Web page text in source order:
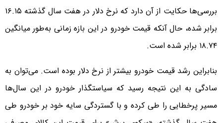
بررسی‌‌ها حکایت از آن دارد که نرخ دلار در هفت سال گذشته ۱۶.۱۵
برابر شده، حال آنکه قیمت خودرو در این بازه زمانی به‌طور میانگین
۱۸.۷۴ برابر شده است.
بنابراین رشد قیمت خودرو بیشتر از نرخ دلار بوده است. می‌توان به
سادگی به این نتیجه رسید که سیاستگذار خودرو در این سال‌ها
مسیر پرخطایی را طی کرده و با گستردگی سایه خود بر خودرو طی